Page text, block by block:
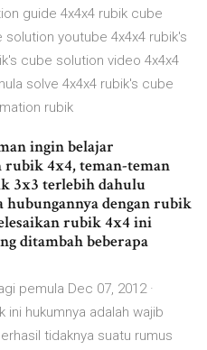
guide 4x4x4 rubik cube
youtube 4x4x4 rubik's
cube solution video 4x4x4
solve 4x4x4 rubik's cube
rubik
ingin belajar
rubik 4x4, teman-teman
3x3 terlebih dahulu
dengan rubik
rubik 4x4 ini
ditambah beberapa
pemula Dec 07, 2012 ·
hukumnya adalah wajib
tidaknya suatu rumus